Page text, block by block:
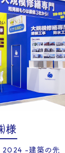
様
2024 -建築の先